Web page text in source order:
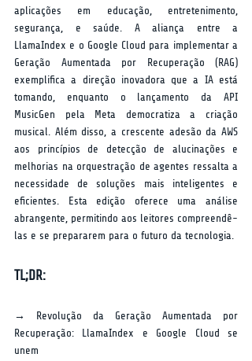
aplicações em educação, entretenimento,
segurança, e saúde. A aliança entre a
LlamaIndex e o Google Cloud para implementar a
Geração Aumentada por Recuperação (RAG)
exemplifica a direção inovadora que a IA está
tomando, enquanto o lançamento da API
MusicGen pela Meta democratiza a criação
musical. Além disso, a crescente adesão da AWS
aos princípios de detecção de alucinações e
melhorias na orquestração de agentes ressalta a
necessidade de soluções mais inteligentes e
eficientes. Esta edição oferece uma análise
abrangente, permitindo aos leitores compreendê-
las e se prepararem para o futuro da tecnologia.
TL;DR:
→ Revolução da Geração Aumentada por
Recuperação: LlamaIndex e Google Cloud se
unem